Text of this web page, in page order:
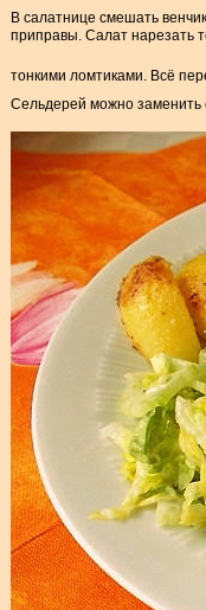
В салатнице смешать
приправы. Салат нарезать
тонкими ломтиками. Всё
Сельдерей можно заменить